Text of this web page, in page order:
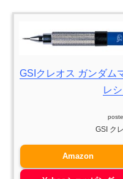
GSIクレオス ガンダム
レ
GSI ク
Amazon